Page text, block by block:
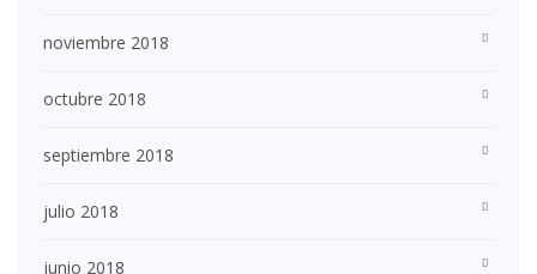
noviembre 2018
octubre 2018
septiembre 2018
julio 2018
junio 2018